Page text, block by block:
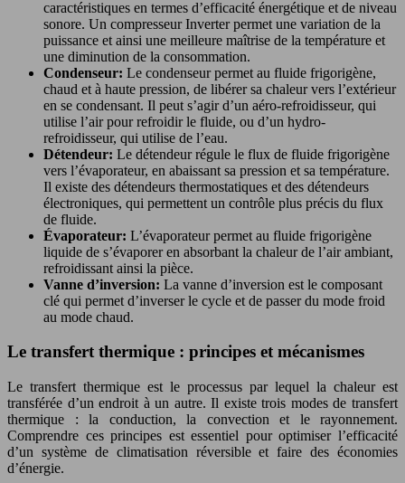
caractéristiques en termes d’efficacité énergétique et de niveau
sonore. Un compresseur Inverter permet une variation de la
puissance et ainsi une meilleure maîtrise de la température et
une diminution de la consommation.
Condenseur: Le condenseur permet au fluide frigorigène,
chaud et à haute pression, de libérer sa chaleur vers l’extérieur
en se condensant. Il peut s’agir d’un aéro-refroidisseur, qui
utilise l’air pour refroidir le fluide, ou d’un hydro-
refroidisseur, qui utilise de l’eau.
Détendeur: Le détendeur régule le flux de fluide frigorigène
vers l’évaporateur, en abaissant sa pression et sa température.
Il existe des détendeurs thermostatiques et des détendeurs
électroniques, qui permettent un contrôle plus précis du flux
de fluide.
Évaporateur: L’évaporateur permet au fluide frigorigène
liquide de s’évaporer en absorbant la chaleur de l’air ambiant,
refroidissant ainsi la pièce.
Vanne d’inversion: La vanne d’inversion est le composant
clé qui permet d’inverser le cycle et de passer du mode froid
au mode chaud.
Le transfert thermique : principes et mécanismes
Le transfert thermique est le processus par lequel la chaleur est
transférée d’un endroit à un autre. Il existe trois modes de transfert
thermique : la conduction, la convection et le rayonnement.
Comprendre ces principes est essentiel pour optimiser l’efficacité
d’un système de climatisation réversible et faire des économies
d’énergie.